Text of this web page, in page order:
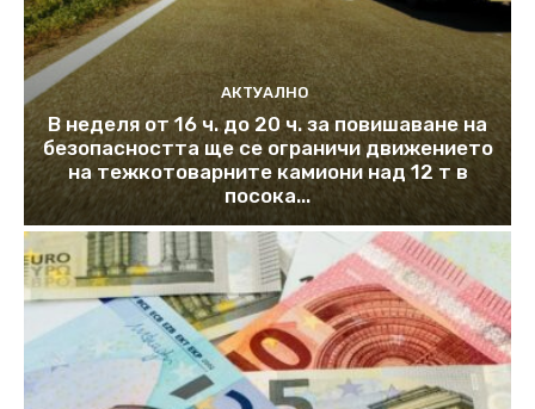
АКТУАЛНО
В неделя от 16 ч. до 20 ч. за повишаване на
безопасността ще се ограничи движението
на тежкотоварните камиони над 12 т в
посока...